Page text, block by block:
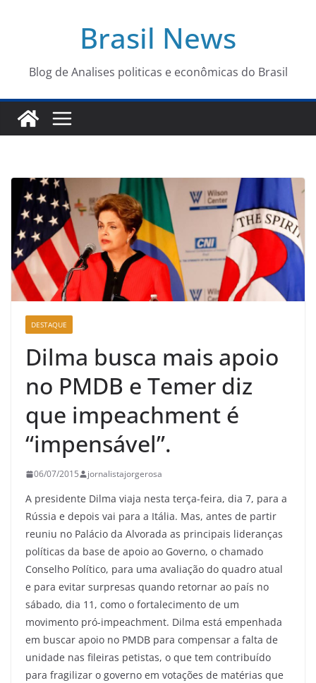
conteúdo
Brasil News
Blog de Analises politicas e econômicas do Brasil
DESTAQUE
Dilma busca mais apoio
no PMDB e Temer diz
que impeachment é
“impensável”.
06/07/2015 jornalistajorgerosa
A presidente Dilma viaja nesta terça-feira, dia 7, para a
Rússia e depois vai para a Itália. Mas, antes de partir
reuniu no Palácio da Alvorada as principais lideranças
políticas da base de apoio ao Governo, o chamado
Conselho Político, para uma avaliação do quadro atual
e para evitar surpresas quando retornar ao país no
sábado, dia 11, como o fortalecimento de um
movimento pró-impeachment. Dilma está empenhada
em buscar apoio no PMDB para compensar a falta de
unidade nas fileiras petistas, o que tem contribuído
para fragilizar o governo em votações de matérias que